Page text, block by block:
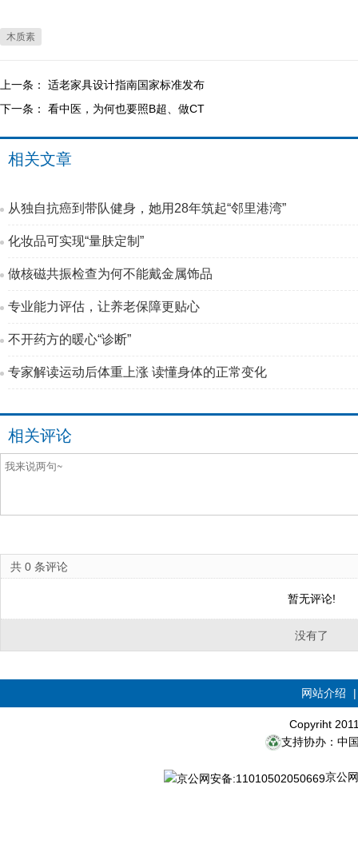
木质素
上一条： 适老家具设计指南国家标准发布
下一条： 看中医，为何也要照B超、做CT
相关文章
从独自抗癌到带队健身，她用28年筑起“邻里港湾”
化妆品可实现“量肤定制”
做核磁共振检查为何不能戴金属饰品
专业能力评估，让养老保障更贴心
不开药方的暖心“诊断”
专家解读运动后体重上涨 读懂身体的正常变化
相关评论
共 0 条评论
暂无评论!
没有了
网站介绍
Copyriht
支持协办：中
京公